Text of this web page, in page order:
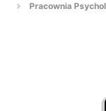
Pracownia